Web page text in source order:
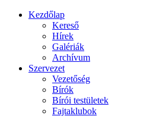
Kezdőlap
Kereső
Hírek
Galériák
Archívum
Szervezet
Vezetőség
Bírók
Bírói testületek
Fajtaklubok